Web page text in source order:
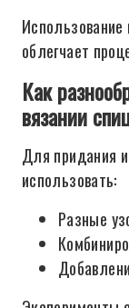
облегчает
Как
вязании
Для придания
использовать:
Разные